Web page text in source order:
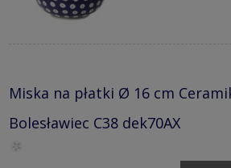
Miska na płatki Ø 16 cm
Bolesławiec C38 dek70AX